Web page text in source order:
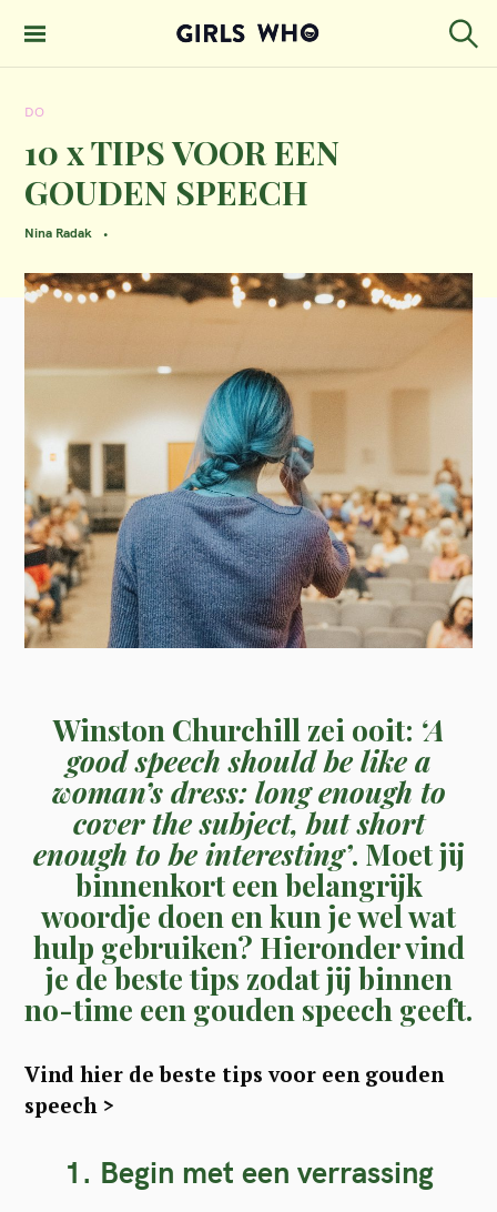
GIRLS WHO
DO
10 x TIPS VOOR EEN
GOUDEN SPEECH
Nina Radak
Winston Churchill zei ooit: ‘A
good speech should be like a
woman’s dress: long enough to
cover the subject, but short
enough to be interesting’. Moet jij
binnenkort een belangrijk
woordje doen en kun je wel wat
hulp gebruiken? Hieronder vind
je de beste tips zodat jij binnen
no-time een gouden speech geeft.
Vind hier de beste tips voor een gouden
speech >
1. Begin met een verrassing